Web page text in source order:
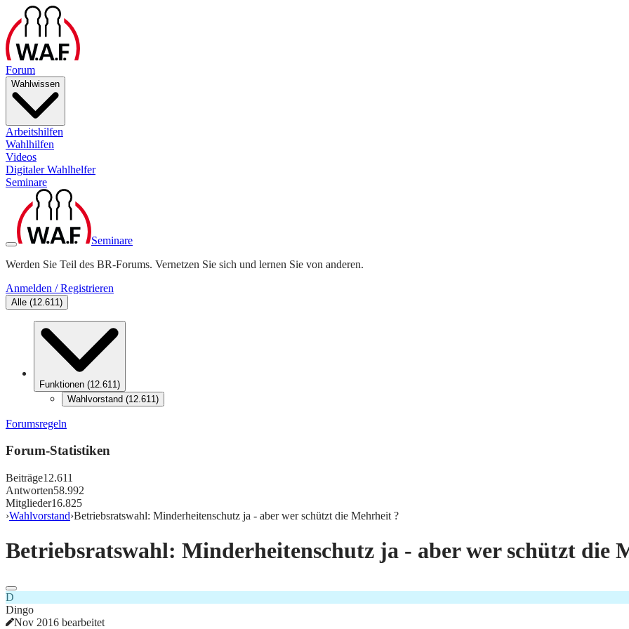
Forum
Wahlwissen
Arbeitshilfen
Wahlhilfen
Videos
Digitaler Wahlhelfer
Seminare
Seminare
Werden Sie Teil des BR-Forums. Vernetzen Sie sich und lernen Sie von anderen.
Anmelden / Registrieren
Alle (12.611)
Funktionen (12.611)
Wahlvorstand (12.611)
Forumsregeln
Forum-Statistiken
Beiträge12.611
Antworten58.992
Mitglieder16.825
›Wahlvorstand›Betriebsratswahl: Minderheitenschutz ja - aber wer schützt die Mehrheit ?
Betriebsratswahl: Minderheitenschutz ja - aber wer schützt die
D
Dingo
Nov 2016 bearbeitet